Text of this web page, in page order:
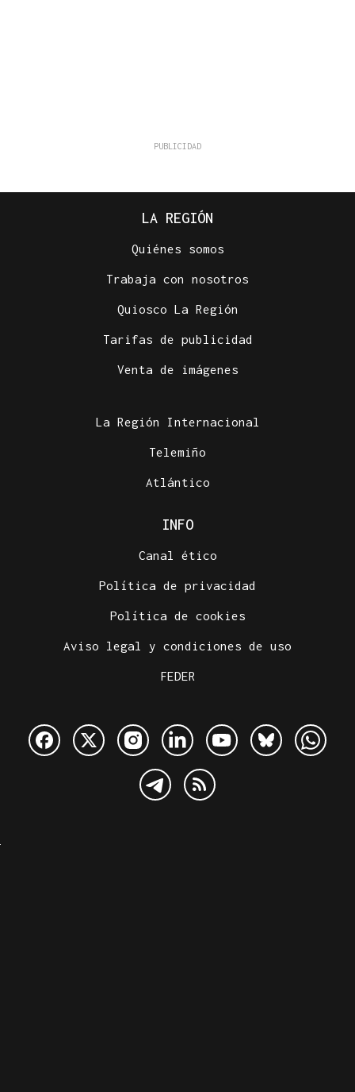
LA REGIÓN
Quiénes somos
Trabaja con nosotros
Quiosco La Región
Tarifas de publicidad
Venta de imágenes
La Región Internacional
Telemiño
Atlántico
INFO
Canal ético
Política de privacidad
Política de cookies
Aviso legal y condiciones de uso
FEDER